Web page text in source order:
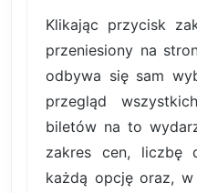
Klikając przycisk
przeniesiony na
odbywa się sam
przegląd
biletów na to
zakres cen, liczbę
każdą opcję oraz,